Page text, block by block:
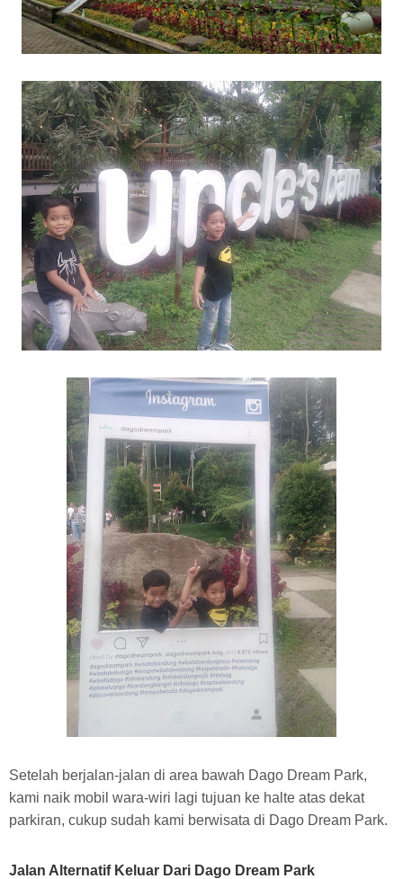
Setelah berjalan-jalan di area bawah Dago Dream Park,
kami naik mobil wara-wiri lagi tujuan ke halte atas dekat
parkiran, cukup sudah kami berwisata di Dago Dream Park.
Jalan Alternatif Keluar Dari Dago Dream Park